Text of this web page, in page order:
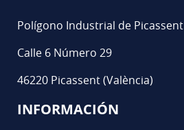
Polígono Industrial de Picassent
Calle 6 Número 29
46220 Picassent (València)
INFORMACIÓN